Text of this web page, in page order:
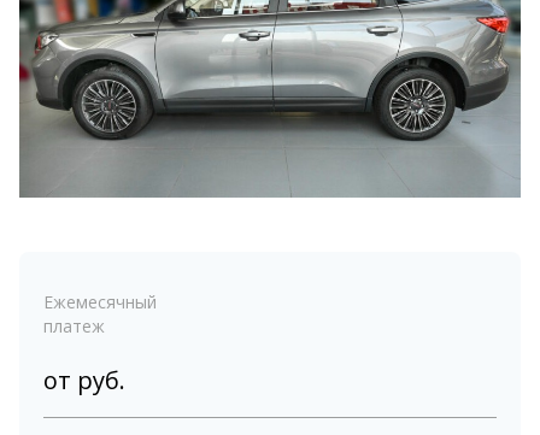
Ежемесячный
платеж
от руб.